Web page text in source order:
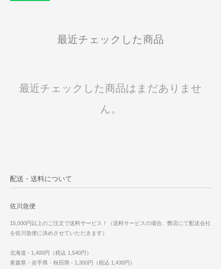
最近チェックした商品
最近チェックした商品はまだありませ
ん。
配送・送料について
佐川急便
15,000円以上のご注文で送料サービス！（送料サービスの場合、弊店にて配送会社
を佐川急便に決めさせていただきます）
北海道 - 1,400円（税込 1,540円）
青森県・岩手県・秋田県 - 1,300円（税込 1,430円）